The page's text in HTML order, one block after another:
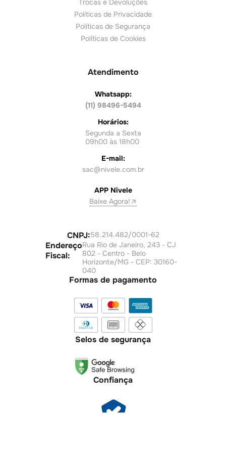
Trocas e Devoluções
Políticas de Privacidade
Políticas de Segurança
Políticas de Cookies
Atendimento
Whatsapp:
(11) 98496-5494
Horários:
Segunda a Sexta
09h00 às 18h00
E-mail:
sac@nivele.com.br
APP Nivele
Baixe Agora!
CNPJ:58.214.482/0001-62
Endereço
Fiscal:
Rua Rio de Janeiro, 243 - CJ
802 - Centro - Belo
Horizonte/MG - CEP: 30160-
040
Formas de pagamento
Selos de segurança
Confiança